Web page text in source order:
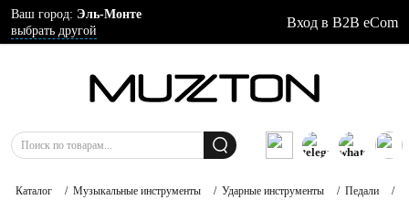
Ваш город: Эль-Монте
выбрать другой
Вход в B2B eCom
Каталог / Музыкальные инструменты / Ударные инструменты / Педали
/